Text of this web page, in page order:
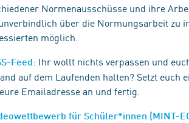
Normenausschüsse und ihre
über die Normungsarbeit zu
möglich.
Feed: Ihr wollt nichts verpassen und
auf dem Laufenden halten? Setzt euch
Emailadresse an und fertig.
für Schüler*innen (MINT-